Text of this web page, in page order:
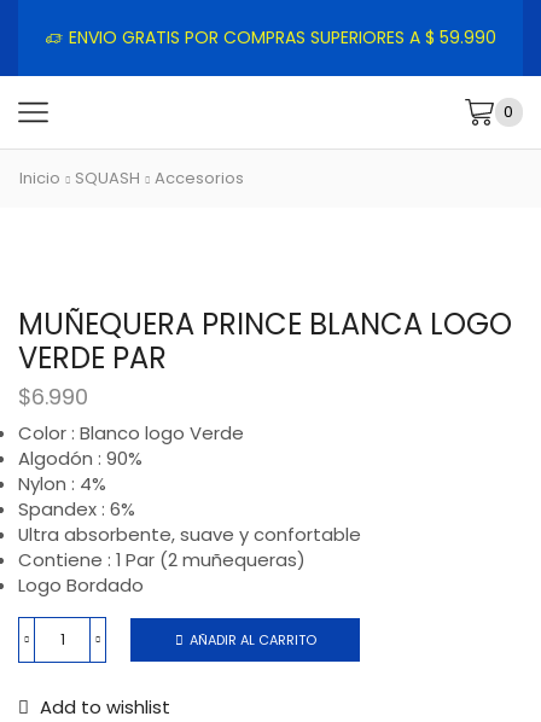
ENVIO GRATIS POR COMPRAS SUPERIORES A $ 59.990
0
Inicio SQUASH Accesorios
MUÑEQUERA PRINCE BLANCA LOGO
VERDE PAR
$6.990
Color : Blanco logo Verde
Algodón : 90%
Nylon : 4%
Spandex : 6%
Ultra absorbente, suave y confortable
Contiene : 1 Par (2 muñequeras)
Logo Bordado
AÑADIR AL CARRITO
Add to wishlist